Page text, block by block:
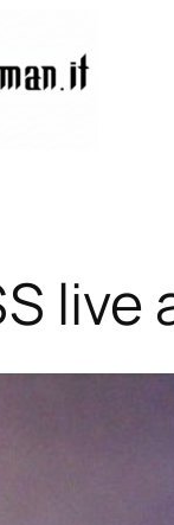
live